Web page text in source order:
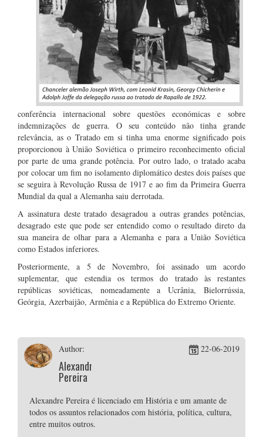
conferência internacional sobre questões económicas e sobre
indemnizações de guerra. O seu conteúdo não tinha grande
relevância, as o Tratado em si tinha uma enorme significado pois
proporcionou à União Soviética o primeiro reconhecimento oficial
por parte de uma grande potência. Por outro lado, o tratado acaba
por colocar um fim no isolamento diplomático destes dois países que
se seguira à Revolução Russa de 1917 e ao fim da Primeira Guerra
Mundial da qual a Alemanha saiu derrotada.
A assinatura deste tratado desagradou a outras grandes potências,
desagrado este que pode ser entendido como o resultado direto da
sua maneira de olhar para a Alemanha e para a União Soviética
como Estados inferiores.
Posteriormente, a 5 de Novembro, foi assinado um acordo
suplementar, que estendia os termos do tratado às restantes
repúblicas soviéticas, nomeadamente a Ucrânia, Bielorrússia,
Geórgia, Azerbaijão, Armênia e a República do Extremo Oriente.
Author:
Alexandre
Pereira
22-06-2019
Alexandre Pereira é licenciado em História e um amante de
todos os assuntos relacionados com história, política, cultura,
entre muitos outros.